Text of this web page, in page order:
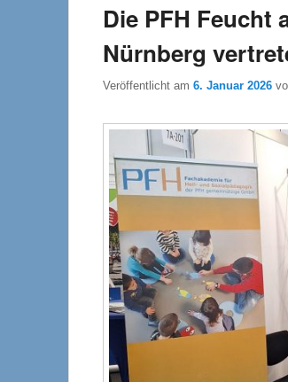
Die PFH Feucht
Nürnberg
Veröffentlicht am 6. Januar 2026